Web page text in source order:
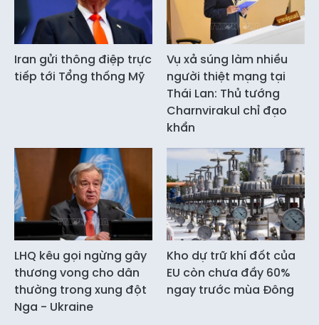
Iran gửi thông điệp trực
tiếp tới Tổng thống Mỹ
Vụ xả súng làm nhiều
người thiệt mạng tại
Thái Lan: Thủ tướng
Charnvirakul chỉ đạo
khẩn
LHQ kêu gọi ngừng gây
thương vong cho dân
thường trong xung đột
Nga - Ukraine
Kho dự trữ khí đốt của
EU còn chưa đầy 60%
ngay trước mùa Đông